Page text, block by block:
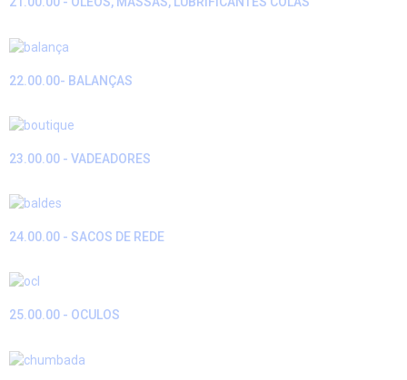
22.00.00- BALANÇAS
23.00.00 - VADEADORES
24.00.00 - SACOS DE REDE
25.00.00 - OCULOS